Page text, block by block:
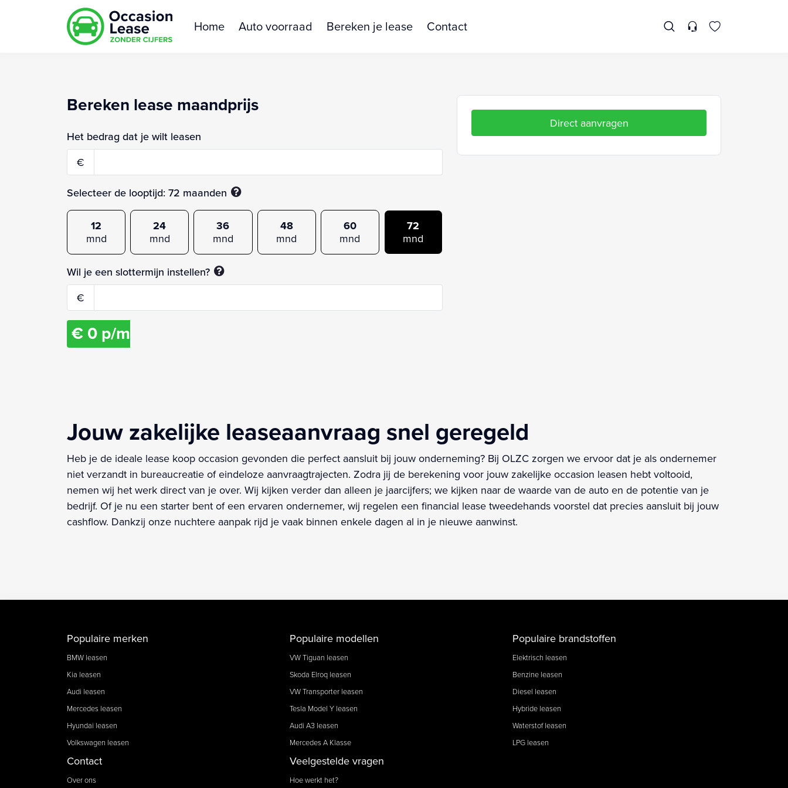
Home Auto voorraad Bereken je lease Contact
Bereken lease maandprijs
Het bedrag dat je wilt leasen
€
Selecteer de looptijd: 72 maanden
12
mnd
24
mnd
36
mnd
48
mnd
60
mnd
72
mnd
Wil je een slottermijn instellen?
€
€ 0 p/m
Direct aanvragen
Jouw zakelijke leaseaanvraag snel geregeld
Heb je de ideale lease koop occasion gevonden die perfect aansluit bij jouw onderneming? Bij OLZC zorgen we ervoor dat je als ondernemer
niet verzandt in bureaucreatie of eindeloze aanvraagtrajecten. Zodra jij de berekening voor jouw zakelijke occasion leasen hebt voltooid,
nemen wij het werk direct van je over. Wij kijken verder dan alleen je jaarcijfers; we kijken naar de waarde van de auto en de potentie van je
bedrijf. Of je nu een starter bent of een ervaren ondernemer, wij regelen een financial lease tweedehands voorstel dat precies aansluit bij jouw
cashflow. Dankzij onze nuchtere aanpak rijd je vaak binnen enkele dagen al in je nieuwe aanwinst.
Populaire merken
BMW leasen
Kia leasen
Audi leasen
Mercedes leasen
Hyundai leasen
Volkswagen leasen
Populaire modellen
VW Tiguan leasen
Skoda Elroq leasen
VW Transporter leasen
Tesla Model Y leasen
Audi A3 leasen
Mercedes A Klasse
Populaire brandstoffen
Elektrisch leasen
Benzine leasen
Diesel leasen
Hybride leasen
Waterstof leasen
LPG leasen
Contact
Over ons
Veelgestelde vragen
Hoe werkt het?